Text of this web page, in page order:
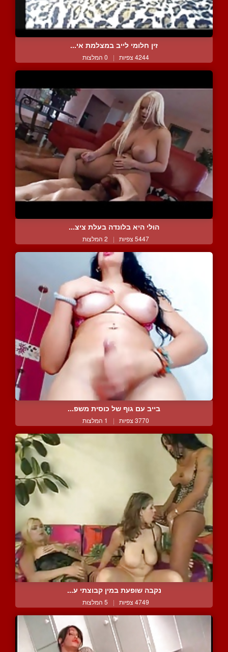
זין חלומי לייב במצלמת אי...
4244 צפיות | 0 המלצות
הולי היא בלונדה בעלת ציצ...
5447 צפיות | 2 המלצות
בייב עם גוף של כוסית משפ...
3770 צפיות | 1 המלצות
נקבה שופעת במין קבוצתי ע...
4749 צפיות | 5 המלצות